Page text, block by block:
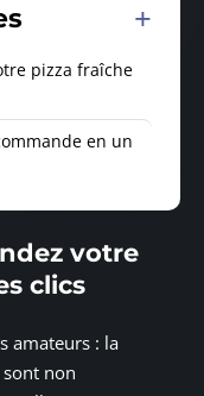
pizza fraîche
en un
votre
clics
amateurs : la
non